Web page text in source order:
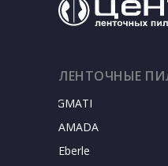
SIGMATEC
AMADA
Eberle
ЛЕНТОЧНЫЕ